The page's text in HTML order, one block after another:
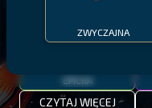
ZWYCZAJNA
EPICKA
CZYTAJ WIĘCEJ